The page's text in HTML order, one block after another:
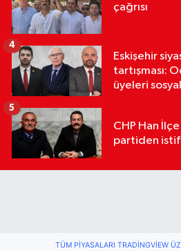
çağrısı
Eskişehir
tartışması:
üyeleri
4
CHP Han
partiden
5
TÜM PIYASALARI TRADINGVIEW